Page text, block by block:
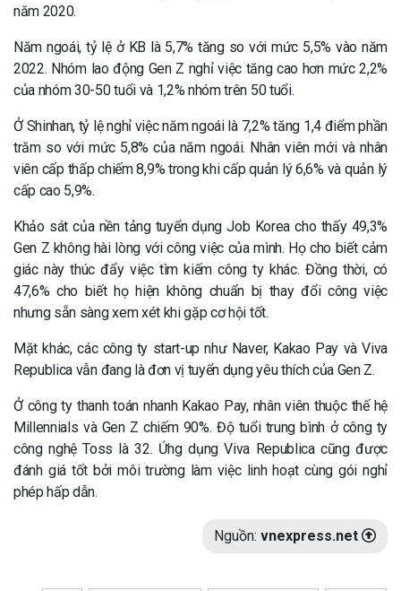
năm 2020.
Năm ngoái, tỷ lệ ở KB là 5,7% tăng so với mức 5,5% vào năm
2022. Nhóm lao động Gen Z nghỉ việc tăng cao hơn mức 2,2%
của nhóm 30-50 tuổi và 1,2% nhóm trên 50 tuổi.
Ở Shinhan, tỷ lệ nghỉ việc năm ngoái là 7,2% tăng 1,4 điểm phần
trăm so với mức 5,8% của năm ngoái. Nhân viên mới và nhân
viên cấp thấp chiếm 8,9% trong khi cấp quản lý 6,6% và quản lý
cấp cao 5,9%.
Khảo sát của nền tảng tuyển dụng Job Korea cho thấy 49,3%
Gen Z không hài lòng với công việc của mình. Họ cho biết cảm
giác này thúc đẩy việc tìm kiếm công ty khác. Đồng thời, có
47,6% cho biết họ hiện không chuẩn bị thay đổi công việc
nhưng sẵn sàng xem xét khi gặp cơ hội tốt.
Mặt khác, các công ty start-up như Naver, Kakao Pay và Viva
Republica vẫn đang là đơn vị tuyển dụng yêu thích của Gen Z.
Ở công ty thanh toán nhanh Kakao Pay, nhân viên thuộc thế hệ
Millennials và Gen Z chiếm 90%. Độ tuổi trung bình ở công ty
công nghệ Toss là 32. Ứng dụng Viva Republica cũng được
đánh giá tốt bởi môi trường làm việc linh hoạt cùng gói nghỉ
phép hấp dẫn.
Nguồn: vnexpress.net